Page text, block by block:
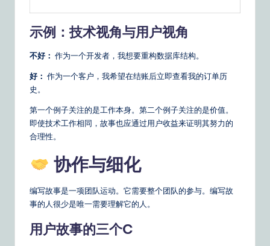
示例：技术视角与用户视角
不好： 作为一个开发者，我想要重构数据库结构。
好： 作为一个客户，我希望在结账后立即查看我的订单历
史。
第一个例子关注的是工作本身。第二个例子关注的是价值。
即使技术工作相同，故事也应通过用户收益来证明其努力的
合理性。
协作与细化
编写故事是一项团队运动。它需要整个团队的参与。编写故
事的人很少是唯一需要理解它的人。
用户故事的三个C